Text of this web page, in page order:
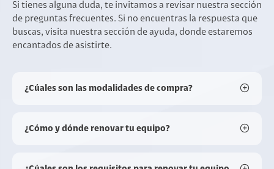
Si tienes alguna duda, te invitamos a revisar nuestra sección
de preguntas frecuentes. Si no encuentras la respuesta que
buscas, visita nuestra sección de ayuda, donde estaremos
encantados de asistirte.
¿Cúales son las modalidades de compra?
¿Cómo y dónde renovar tu equipo?